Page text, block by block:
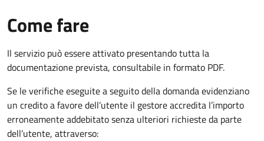
Come fare
Il servizio può essere attivato presentando tutta la
documentazione prevista, consultabile in formato PDF.
Se le verifiche eseguite a seguito della domanda evidenziano
un credito a favore dell’utente il gestore accredita l’importo
erroneamente addebitato senza ulteriori richieste da parte
dell’utente, attraverso: